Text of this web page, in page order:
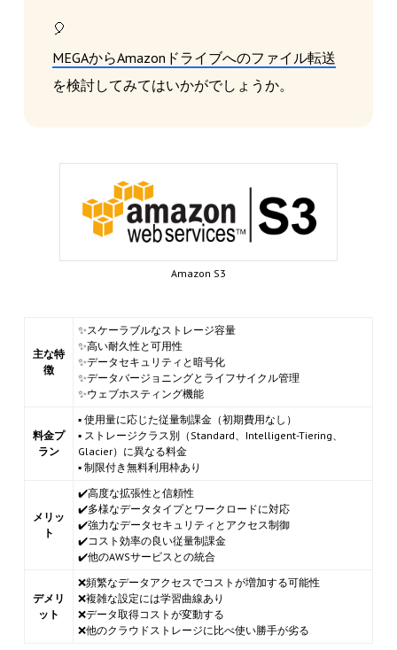
🎈
MEGAからAmazonドライブへのファイル転送
を検討してみてはいかがでしょうか。
Amazon S3
主な特
徴
✨スケーラブルなストレージ容量
✨高い耐久性と可用性
✨データセキュリティと暗号化
✨データバージョニングとライフサイクル管理
✨ウェブホスティング機能
料金プ
ラン
▪ 使用量に応じた従量制課金（初期費用なし）
▪ ストレージクラス別（Standard、Intelligent-Tiering、
Glacier）に異なる料金
▪ 制限付き無料利用枠あり
メリッ
ト
✔️高度な拡張性と信頼性
✔️多様なデータタイプとワークロードに対応
✔️強力なデータセキュリティとアクセス制御
✔️コスト効率の良い従量制課金
✔️他のAWSサービスとの統合
デメリ
ット
❌頻繁なデータアクセスでコストが増加する可能性
❌複雑な設定には学習曲線あり
❌データ取得コストが変動する
❌他のクラウドストレージに比べ使い勝手が劣る